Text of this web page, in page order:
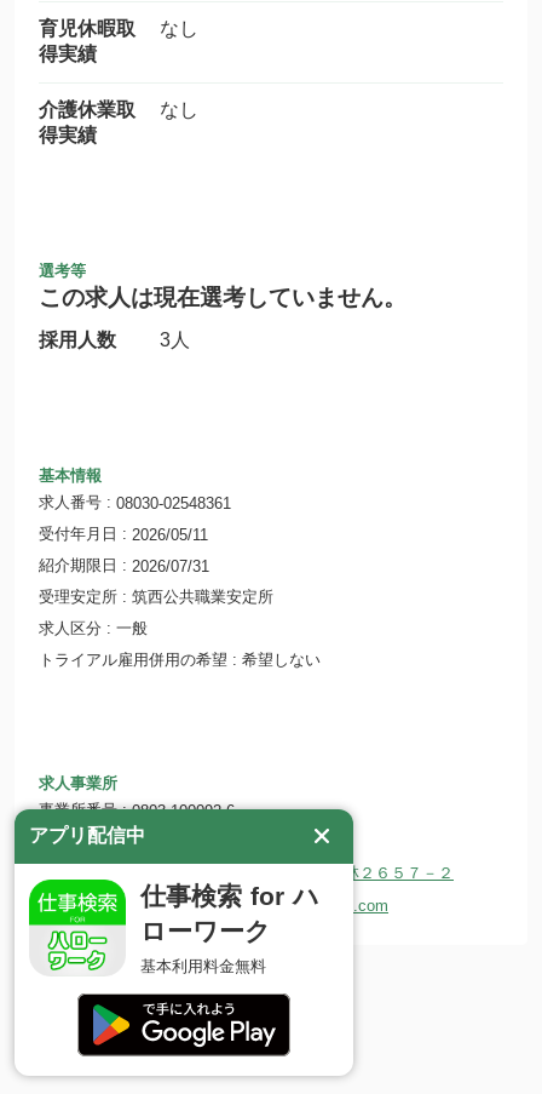
育児休暇取
得実績
なし
介護休業取
得実績
なし
選考等
この求人は現在選考していません。
採用人数 3人
基本情報
求人番号
08030-02548361
受付年月日
2026/05/11
紹介期限日
2026/07/31
受理安定所
筑西公共職業安定所
求人区分
一般
トライアル雇用併用の希望
希望しない
求人事業所
事業所番号
0803-100092-6
事業所名
株式会社 新榮電設工業
〒307-0007 茨城県結城市大字小田林２６５７－２
ホームページ
http://shineidensetsukougyou.com
アプリ配信中
仕事検索 for ハ
ローワーク
基本利用料金無料